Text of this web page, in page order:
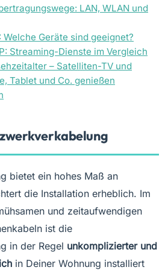
LAN, WLAN und
Welche Geräte sind geeignet?
Streaming-Dienste im Vergleich
– Satelliten-TV und
Tablet und Co. genießen
bietet ein hohes Maß an
die Installation erheblich. Im
und zeitaufwendigen
ist die
in der Regel unkomplizierter und
in Deiner Wohnung installiert